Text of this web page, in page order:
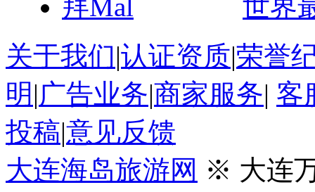
世界
关于我们|认证资质|荣誉
明 |广告业务|商家服务| 客
投稿|意见反馈
大连海岛旅游网 ※ 大连